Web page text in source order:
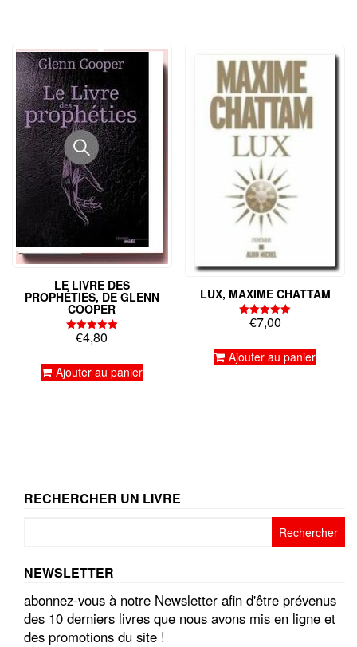
LE LIVRE DES
PROPHÉTIES, DE GLENN
COOPER
Note
5.00
€4,80
Ajouter au panier
LUX, MAXIME CHATTAM
Note
5.00
€7,00
Ajouter au panier
RECHERCHER UN LIVRE
NEWSLETTER
abonnez-vous à notre Newsletter afin d'être prévenus
des 10 derniers livres que nous avons mis en ligne et
des promotions du site !